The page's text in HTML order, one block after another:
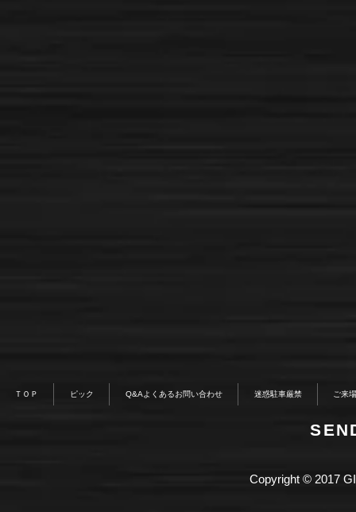
ＴＯＰ ピック Q&Aよくあるお問い合わせ 迷惑駐車厳禁 ご来
Copyright © 2017